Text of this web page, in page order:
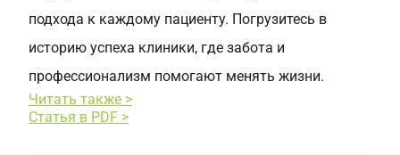
подхода к каждому пациенту. Погрузитесь в
историю успеха клиники, где забота и
профессионализм помогают менять жизни.
Читать также >
Статья в PDF >